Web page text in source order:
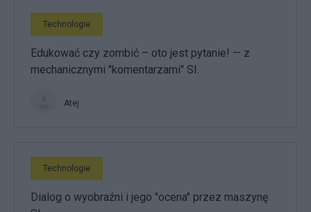
Technologie
Edukować czy zombić – oto jest pytanie! — z
mechanicznymi "komentarzami" SI.
Atej
Technologie
Dialog o wyobraźni i jego "ocena" przez maszynę